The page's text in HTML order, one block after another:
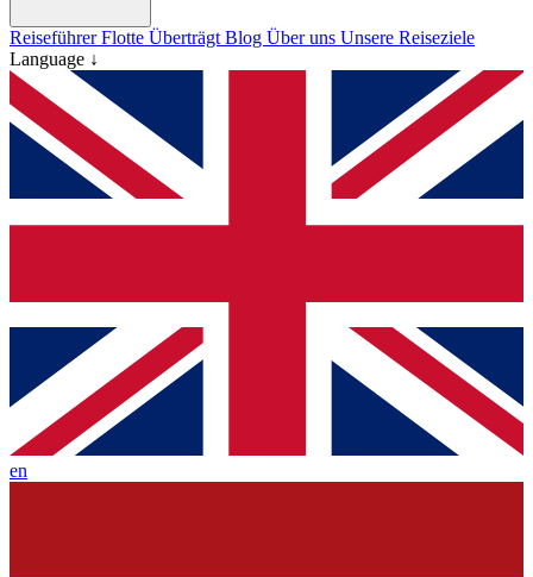
ReiseführerFlotte Überträgt Blog Über uns Unsere Reiseziele
Language ↓
en